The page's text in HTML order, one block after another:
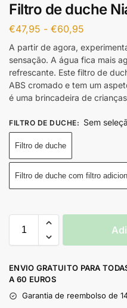
Filtro de duche
€47,95 - €60,95
A partir de agora,
sensação. A água fica mais
refrescante. Este filtro de
ABS cromado e tem um
é uma brincadeira de
FILTRO DE DUCHE: Sem
Filtro de duche
Filtro de duche com filtro
ENVIO GRATUITO PARA
A 60 EUROS
Garantia de reembolso de